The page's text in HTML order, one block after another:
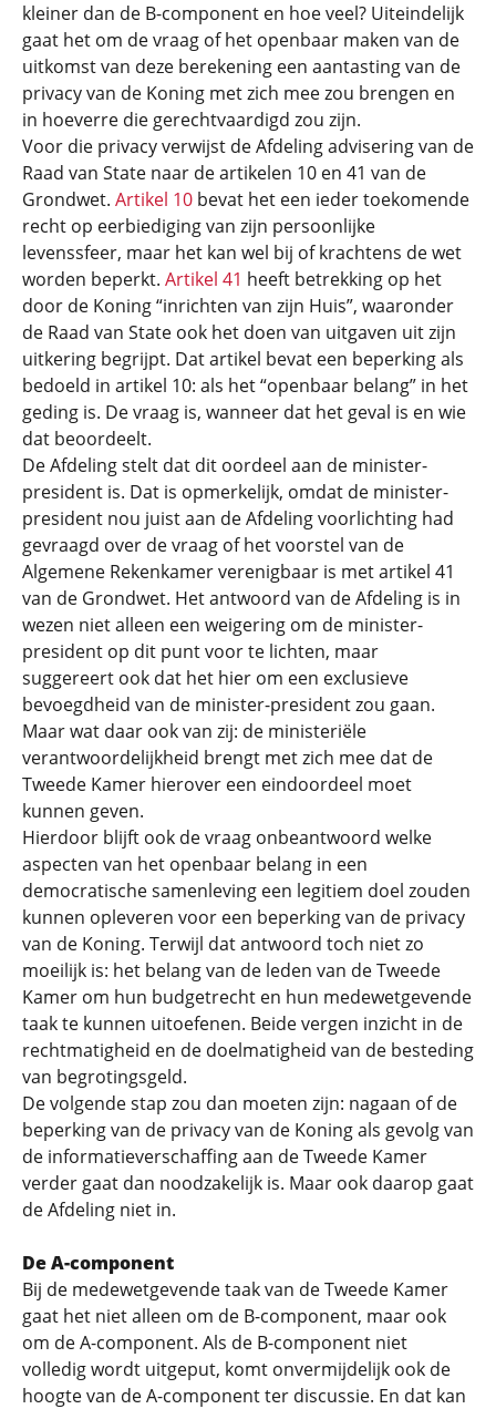
kleiner dan de B-component en hoe veel? Uiteindelijk
gaat het om de vraag of het openbaar maken van de
uitkomst van deze berekening een aantasting van de
privacy van de Koning met zich mee zou brengen en
in hoeverre die gerechtvaardigd zou zijn.
Voor die privacy verwijst de Afdeling advisering van de
Raad van State naar de artikelen 10 en 41 van de
Grondwet. Artikel 10 bevat het een ieder toekomende
recht op eerbiediging van zijn persoonlijke
levenssfeer, maar het kan wel bij of krachtens de wet
worden beperkt. Artikel 41 heeft betrekking op het
door de Koning “inrichten van zijn Huis”, waaronder
de Raad van State ook het doen van uitgaven uit zijn
uitkering begrijpt. Dat artikel bevat een beperking als
bedoeld in artikel 10: als het “openbaar belang” in het
geding is. De vraag is, wanneer dat het geval is en wie
dat beoordeelt.
De Afdeling stelt dat dit oordeel aan de minister-
president is. Dat is opmerkelijk, omdat de minister-
president nou juist aan de Afdeling voorlichting had
gevraagd over de vraag of het voorstel van de
Algemene Rekenkamer verenigbaar is met artikel 41
van de Grondwet. Het antwoord van de Afdeling is in
wezen niet alleen een weigering om de minister-
president op dit punt voor te lichten, maar
suggereert ook dat het hier om een exclusieve
bevoegdheid van de minister-president zou gaan.
Maar wat daar ook van zij: de ministeriële
verantwoordelijkheid brengt met zich mee dat de
Tweede Kamer hierover een eindoordeel moet
kunnen geven.
Hierdoor blijft ook de vraag onbeantwoord welke
aspecten van het openbaar belang in een
democratische samenleving een legitiem doel zouden
kunnen opleveren voor een beperking van de privacy
van de Koning. Terwijl dat antwoord toch niet zo
moeilijk is: het belang van de leden van de Tweede
Kamer om hun budgetrecht en hun medewetgevende
taak te kunnen uitoefenen. Beide vergen inzicht in de
rechtmatigheid en de doelmatigheid van de besteding
van begrotingsgeld.
De volgende stap zou dan moeten zijn: nagaan of de
beperking van de privacy van de Koning als gevolg van
de informatieverschaffing aan de Tweede Kamer
verder gaat dan noodzakelijk is. Maar ook daarop gaat
de Afdeling niet in.
De A-component
Bij de medewetgevende taak van de Tweede Kamer
gaat het niet alleen om de B-component, maar ook
om de A-component. Als de B-component niet
volledig wordt uitgeput, komt onvermijdelijk ook de
hoogte van de A-component ter discussie. En dat kan